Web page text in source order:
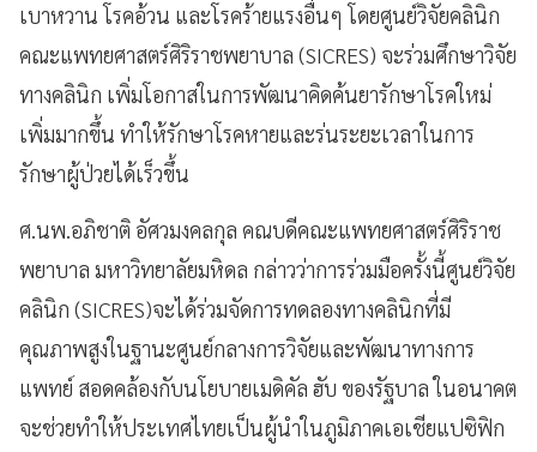
เบาหวาน โรคอ้วน และโรคร้ายแรงอื่นๆ โดยศูนย์วิจัยคลินิก
คณะแพทยศาสตร์ศิริราชพยาบาล (SICRES) จะร่วมศึกษาวิจัย
ทางคลินิก เพิ่มโอกาสในการพัฒนาคิดค้นยารักษาโรคใหม่
เพิ่มมากขึ้น ทำให้รักษาโรคหายและร่นระยะเวลาในการ
รักษาผู้ป่วยได้เร็วขึ้น
ศ.นพ.อภิชาติ อัศวมงคลกุล คณบดีคณะแพทยศาสตร์ศิริราช
พยาบาล มหาวิทยาลัยมหิดล กล่าวว่าการร่วมมือครั้งนี้ศูนย์วิจัย
คลินิก (SICRES)จะได้ร่วมจัดการทดลองทางคลินิกที่มี
คุณภาพสูงในฐานะศูนย์กลางการวิจัยและพัฒนาทางการ
แพทย์ สอดคล้องกับนโยบายเมดิคัล ฮับ ของรัฐบาล ในอนาคต
จะช่วยทำให้ประเทศไทยเป็นผู้นำในภูมิภาคเอเชียแปซิฟิก